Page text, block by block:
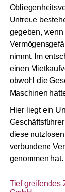
Untreue
gegeben, wenn
nimmt. Im
einen
obwohl die
Maschinen
Hier liegt ein
diese
verbundene
genommen hat.
Tief greifendes